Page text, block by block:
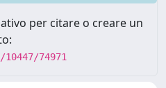
per citare o creare un
74971